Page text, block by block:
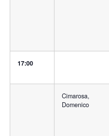
17:00
Cimarosa,
Domenico